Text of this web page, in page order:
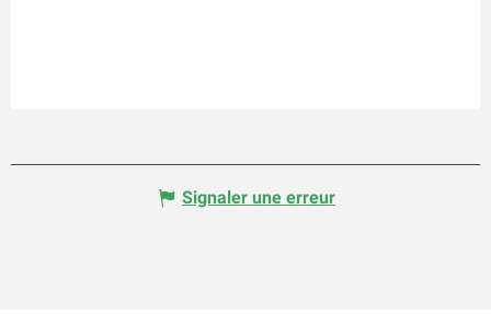
Signaler une erreur